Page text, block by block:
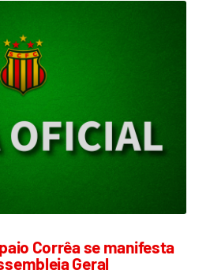
Corrêa se manifesta
Geral